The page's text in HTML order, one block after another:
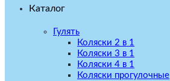
Каталог
Гулять
Коляски 2 в 1
Коляски 3 в 1
Коляски 4 в 1
Коляски прогулочные